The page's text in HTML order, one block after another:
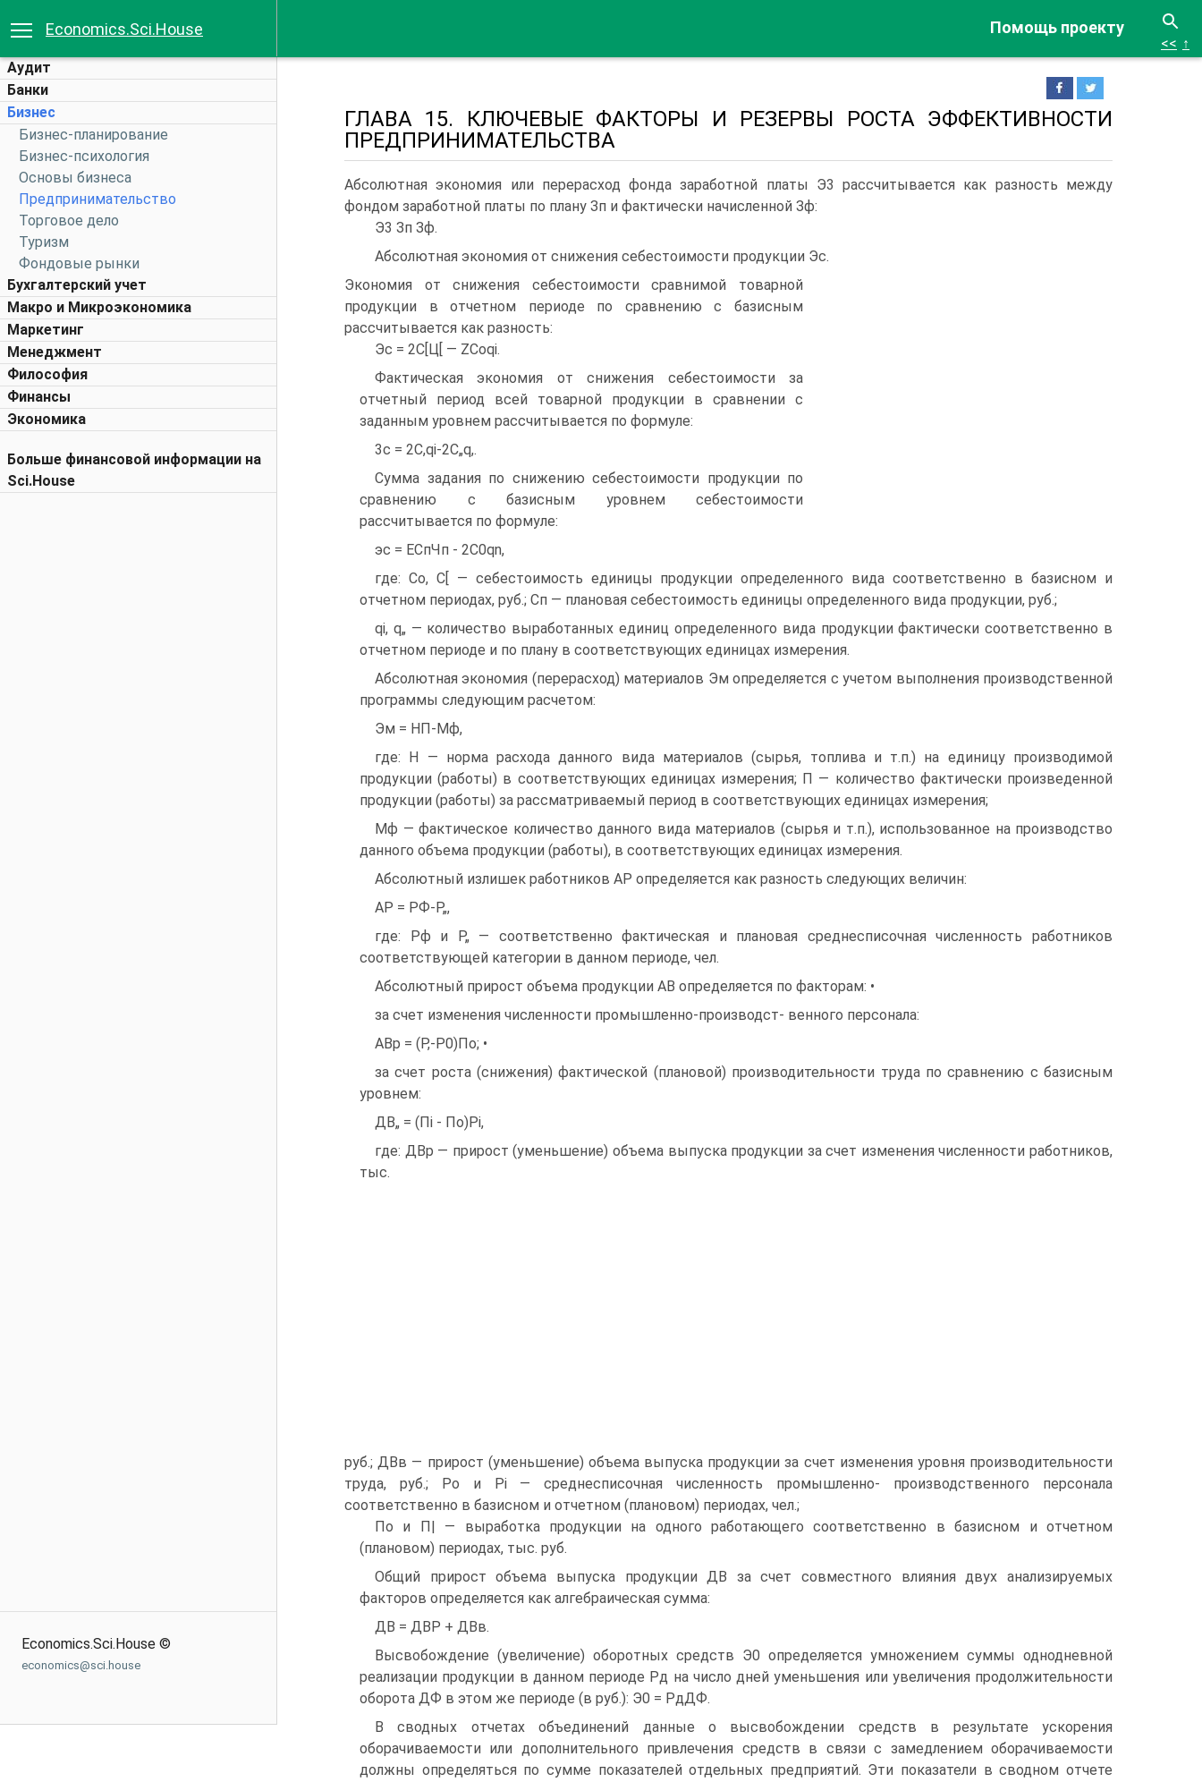
Помощь проекту
Economics.Sci.House
Аудит
Банки
Бизнес
Бизнес-планирование
Бизнес-психология
Основы бизнеса
Предпринимательство
Торговое дело
Туризм
Фондовые рынки
Бухгалтерский учет
Макро и Микроэкономика
Маркетинг
Менеджмент
Философия
Финансы
Экономика
Больше финансовой информации на
Sci.House
Economics.Sci.House ©
economics@sci.house
<< ↑
ГЛАВА 15. КЛЮЧЕВЫЕ ФАКТОРЫ И РЕЗЕРВЫ РОСТА ЭФФЕКТИВНОСТИ
ПРЕДПРИНИМАТЕЛЬСТВА
Абсолютная экономия или перерасход фонда заработной платы Э3 рассчитывается как разность между
фондом заработной платы по плану Зп и фактически начисленной Зф:
Э3 Зп Зф.
Абсолютная экономия от снижения себестоимости продукции Эс.
Экономия от снижения себестоимости сравнимой товарной
продукции в отчетном периоде по сравнению с базисным
рассчитывается как разность:
Эс = 2С[Ц[ — ZCoqi.
Фактическая экономия от снижения себестоимости за
отчетный период всей товарной продукции в сравнении с
заданным уровнем рассчитывается по формуле:
3c = 2C,qi-2C„q,.
Сумма задания по снижению себестоимости продукции по
сравнению с базисным уровнем себестоимости
рассчитывается по формуле:
эс = ЕСпЧп - 2C0qn,
где: Со, С[ — себестоимость единицы продукции определенного вида соответственно в базисном и
отчетном периодах, руб.; Сп — плановая себестоимость единицы определенного вида продукции, руб.;
qi, q„ — количество выработанных единиц определенного вида продукции фактически соответственно в
отчетном периоде и по плану в соответствующих единицах измерения.
Абсолютная экономия (перерасход) материалов Эм определяется с учетом выполнения производственной
программы следующим расчетом:
Эм = НП-Мф,
где: Н — норма расхода данного вида материалов (сырья, топлива и т.п.) на единицу производимой
продукции (работы) в соответствующих единицах измерения; П — количество фактически произведенной
продукции (работы) за рассматриваемый период в соответствующих единицах измерения;
Мф — фактическое количество данного вида материалов (сырья и т.п.), использованное на производство
данного объема продукции (работы), в соответствующих единицах измерения.
Абсолютный излишек работников АР определяется как разность следующих величин:
АР = РФ-Р„,
где: Рф и Р„ — соответственно фактическая и плановая среднесписочная численность работников
соответствующей категории в данном периоде, чел.
Абсолютный прирост объема продукции АВ определяется по факторам: •
за счет изменения численности промышленно-производст- венного персонала:
АВр = (Р,-Р0)По; •
за счет роста (снижения) фактической (плановой) производительности труда по сравнению с базисным
уровнем:
ДВ„ = (Пі - По)Рі,
где: ДВр — прирост (уменьшение) объема выпуска продукции за счет изменения численности работников,
тыс.
руб.; ДВв — прирост (уменьшение) объема выпуска продукции за счет изменения уровня производительности
труда, руб.; Ро и Pi — среднесписочная численность промышленно- производственного персонала
соответственно в базисном и отчетном (плановом) периодах, чел.;
По и П| — выработка продукции на одного работающего соответственно в базисном и отчетном
(плановом) периодах, тыс. руб.
Общий прирост объема выпуска продукции ДВ за счет совместного влияния двух анализируемых
факторов определяется как алгебраическая сумма:
ДВ = ДВР + ДВв.
Высвобождение (увеличение) оборотных средств Э0 определяется умножением суммы однодневной
реализации продукции в данном периоде Рд на число дней уменьшения или увеличения продолжительности
оборота ДФ в этом же периоде (в руб.): Э0 = РдДФ.
В сводных отчетах объединений данные о высвобождении средств в результате ускорения
оборачиваемости или дополнительного привлечения средств в связи с замедлением оборачиваемости
должны определяться по сумме показателей отдельных предприятий. Эти показатели в сводном отчете